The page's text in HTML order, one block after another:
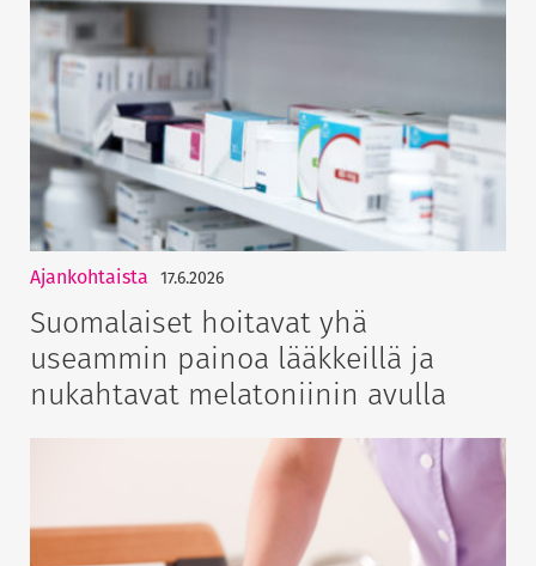
Ajankohtaista 17.6.2026
Suomalaiset hoitavat yhä
useammin painoa lääkkeillä ja
nukahtavat melatoniinin avulla